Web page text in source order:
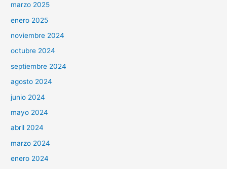
marzo 2025
enero 2025
noviembre 2024
octubre 2024
septiembre 2024
agosto 2024
junio 2024
mayo 2024
abril 2024
marzo 2024
enero 2024